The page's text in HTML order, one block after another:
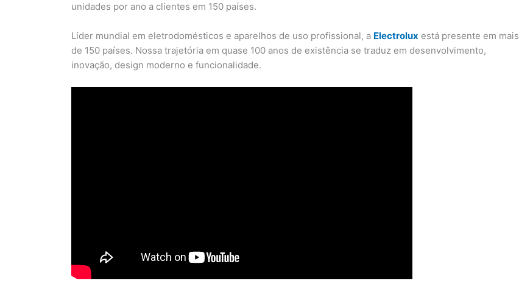
unidades por ano a clientes em 150 países.
Líder mundial em eletrodomésticos e aparelhos de uso profissional, a Electrolux está presente em mais
de 150 países. Nossa trajetória em quase 100 anos de existência se traduz em desenvolvimento,
inovação, design moderno e funcionalidade.